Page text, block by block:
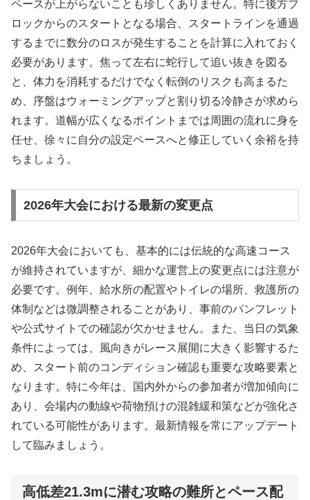
ペースが上がらないことも珍しくありません。特に後方ブ
ロックからのスタートとなる場合、スタートラインを通過
するまでに数分のロスが発生することを計算に入れておく
必要があります。焦って左右に蛇行して追い抜きを図る
と、体力を消耗するだけでなく転倒のリスクも高まるた
め、序盤はウォーミングアップと割り切る冷静さが求めら
れます。道幅が広くなるポイントまでは周囲の流れに身を
任せ、徐々に自分の設定ペースへと修正していく余裕を持
ちましょう。
2026年大会における最新の変更点
2026年大会においても、基本的には伝統的な高速コース
が維持されていますが、細かな運営上の変更点には注意が
必要です。例年、給水所の配置やトイレの場所、救護所の
体制などは微調整されることがあり、事前のパンフレット
や公式サイトでの確認が欠かせません。また、当日の気象
条件によっては、風向きがレース展開に大きく影響するた
め、スタート前のコンディション確認も重要な攻略要素と
なります。特に今年は、国内外からの参加者が増加傾向に
あり、会場内の動線や荷物預けの混雑緩和策などが強化さ
れている可能性があります。最新情報を常にアップデート
して臨みましょう。
高低差21.3mに潜む攻略の難所とペース配